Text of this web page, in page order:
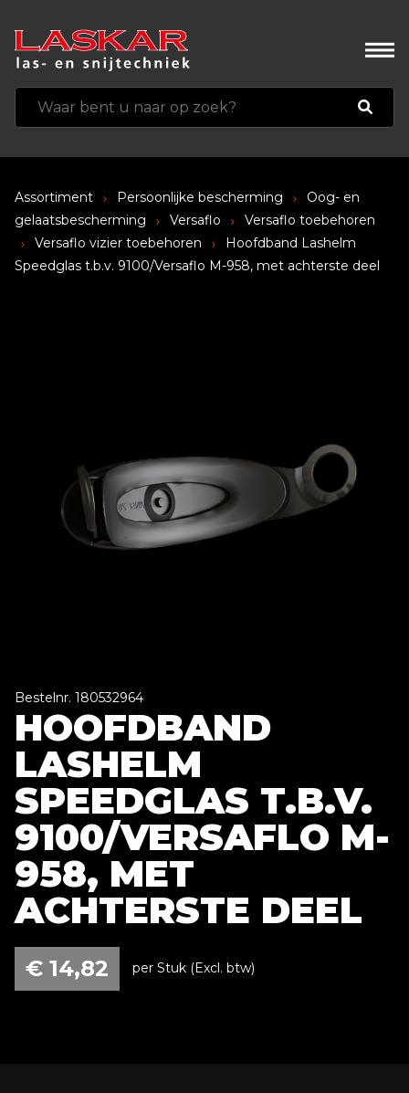
Assortiment Persoonlijke bescherming
Oog- en
gelaatsbescherming
Versaflo
Versaflo toebehoren
Versaflo vizier toebehoren
Hoofdband Lashelm
Speedglas t.b.v. 9100/Versaflo M-958, met achterste deel
Bestelnr. 180532964
HOOFDBAND
LASHELM
SPEEDGLAS T.B.V.
9100/VERSAFLO M-
958, MET
ACHTERSTE DEEL
€ 14,82 per Stuk (Excl. btw)